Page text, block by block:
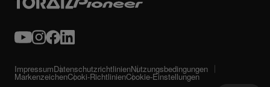
ImpressumDatenschutzrichtlinienNutzungsbedingungen
MarkenzeichenCooki-RichtlinienCookie-Einstellungen